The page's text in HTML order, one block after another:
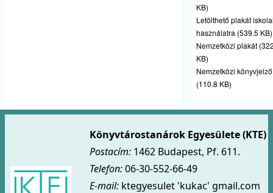
KB)
Letölthető plakát
használatra (539.5 KB)
Nemzetközi plakát
KB)
Nemzetközi könyvjelző
(110.8 KB)
Könyvtárostanárok Egyesülete (KTE)
Postacím: 1462 Budapest, Pf. 611.
Telefon:06-30-552-66-49
E-mail: ktegyesulet 'kukac' gmail.com